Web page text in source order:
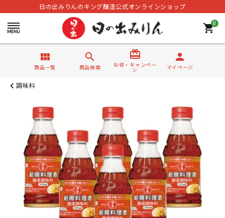
日の出みりんのキング醸造公式オンラインショップ
0
shopping_cart
view_module
商品一覧
search
商品検索
card_giftcard
お得・キャンペー
ン
person
マイページ
調味料